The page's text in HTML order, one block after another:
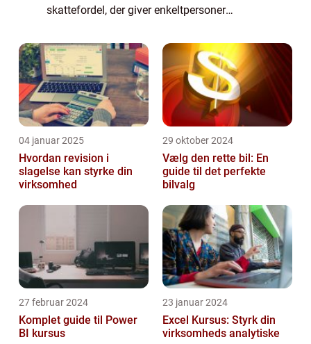
skattefordel, der giver enkeltpersoner
ved at trække en større mængde af deres
indkomst ...
04 januar 2025
Hvordan revision i
slagelse kan styrke din
virksomhed
29 oktober 2024
Vælg den rette bil: En
guide til det perfekte
bilvalg
27 februar 2024
Komplet guide til Power
BI kursus
23 januar 2024
Excel Kursus: Styrk din
virksomheds analytiske